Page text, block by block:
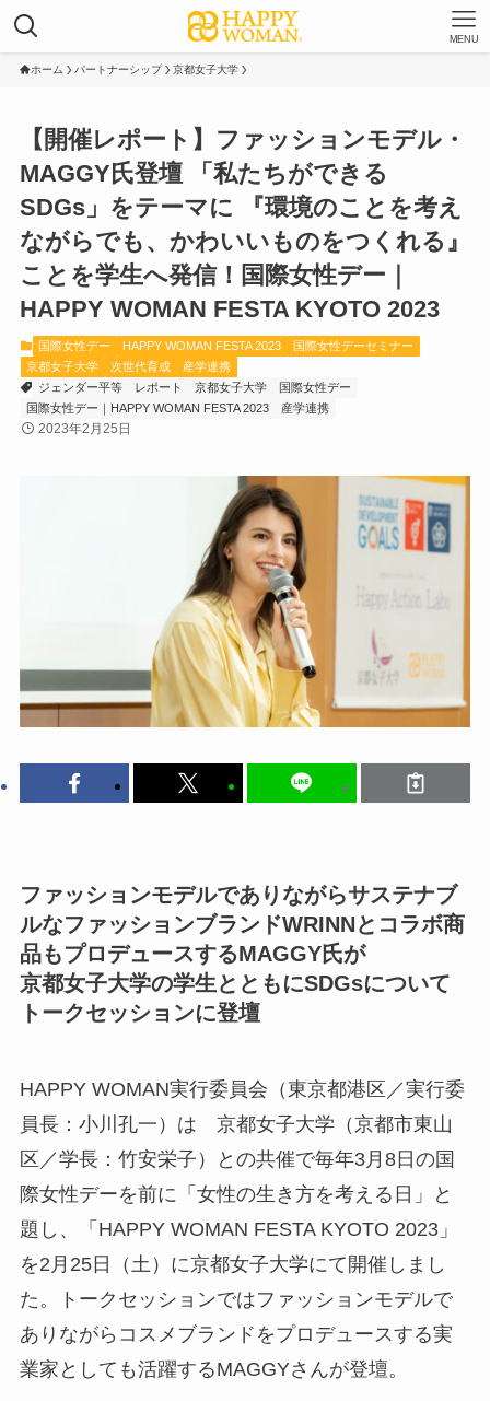
MENU
ホーム パートナーシップ 京都女子大学
【開催レポート】ファッションモデル・
MAGGY氏登壇 「私たちができる
SDGs」をテーマに 『環境のことを考え
ながらでも、かわいいものをつくれる』
ことを学生へ発信！国際女性デー｜
HAPPY WOMAN FESTA KYOTO 2023
国際女性デー HAPPY WOMAN FESTA 2023
国際女性デーセミナー
京都女子大学
次世代育成
産学連携
ジェンダー平等
レポート 京都女子大学
国際女性デー
国際女性デー｜HAPPY WOMAN FESTA 2023
産学連携
2023年2月25日
ファッションモデルでありながらサステナブ
ルなファッションブランドWRINNとコラボ商
品もプロデュースするMAGGY氏が
京都女子大学の学生とともにSDGsについて
トークセッションに登壇
HAPPY WOMAN実行委員会（東京都港区／実行委
員長：小川孔一）は 京都女子大学（京都市東山
区／学長：竹安栄子）との共催で毎年3月8日の国
際女性デーを前に「女性の生き方を考える日」と
題し、「HAPPY WOMAN FESTA KYOTO 2023」
を2月25日（土）に京都女子大学にて開催しまし
た。トークセッションではファッションモデルで
ありながらコスメブランドをプロデュースする実
業家としても活躍するMAGGYさんが登壇。